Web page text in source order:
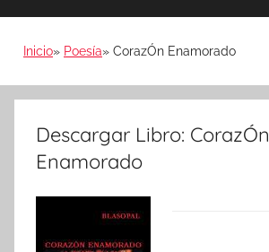
Inicio Poesía CorazÓn Enamorado
Descargar Libro: CorazÓn
Enamorado